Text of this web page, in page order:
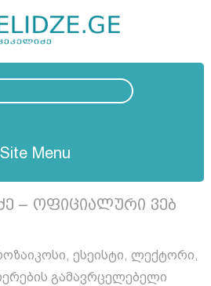
Site Menu
– ოფიციალური ვებ
ესეისტი, ლექტორი,
გამავრცელებელი